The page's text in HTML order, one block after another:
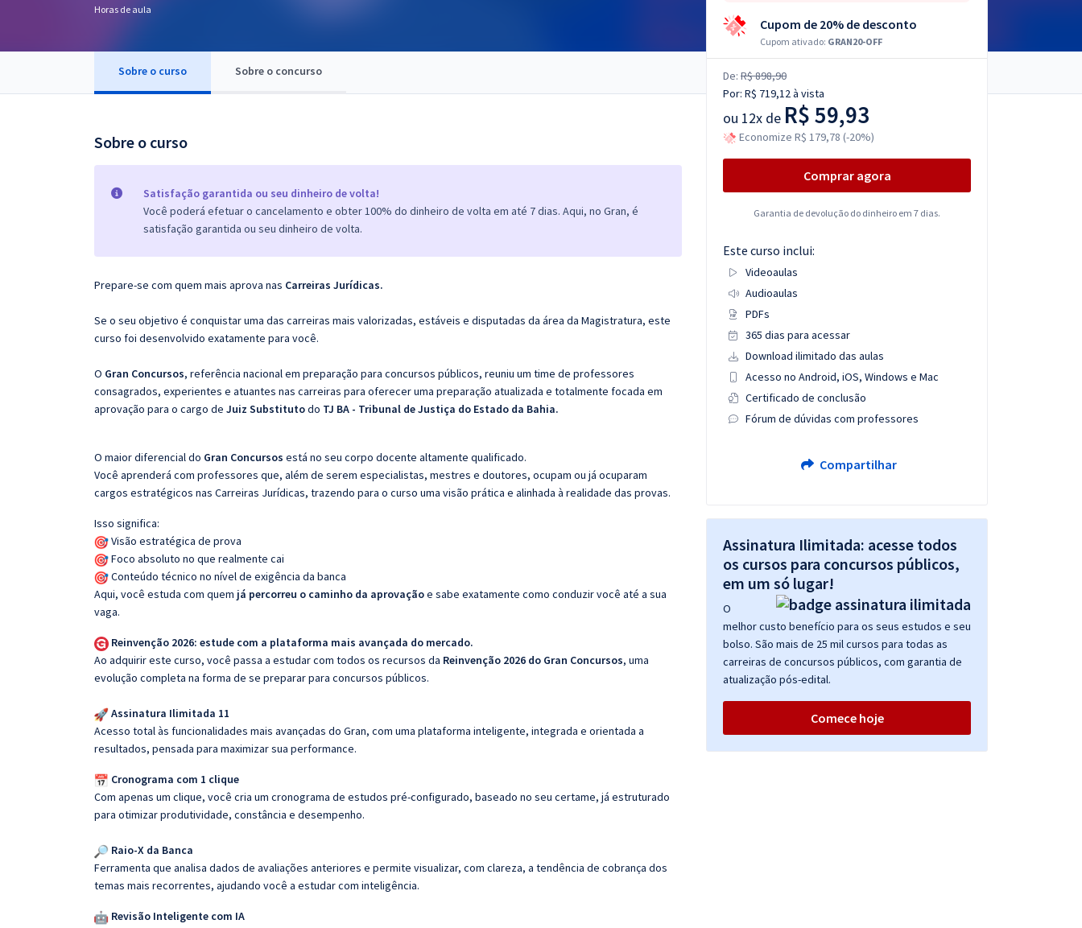
OAB
Questões grátis
Conteúdo gratuito
Horas de aula
Sobre o curso Sobre o concurso
Sobre o curso
Satisfação garantida ou seu dinheiro de volta!
Você poderá efetuar o cancelamento e obter 100% do dinheiro de volta em até 7 dias. Aqui, no Gran, é
satisfação garantida ou seu dinheiro de volta.
Prepare-se com quem mais aprova nas Carreiras Jurídicas.
Se o seu objetivo é conquistar uma das carreiras mais valorizadas, estáveis e disputadas da área da Magistratura, este
curso foi desenvolvido exatamente para você.
O Gran Concursos, referência nacional em preparação para concursos públicos, reuniu um time de professores
consagrados, experientes e atuantes nas carreiras para oferecer uma preparação atualizada e totalmente focada em
aprovação para o cargo de Juiz Substitutodo TJ BA - Tribunal de Justiça do Estado da Bahia.
O maior diferencial do Gran Concursos está no seu corpo docente altamente qualificado.
Você aprenderá com professores que, além de serem especialistas, mestres e doutores, ocupam ou já ocuparam
cargos estratégicos nas Carreiras Jurídicas, trazendo para o curso uma visão prática e alinhada à realidade das provas.
Isso significa:
Visão estratégica de prova
Foco absoluto no que realmente cai
Conteúdo técnico no nível de exigência da banca
Aqui, você estuda com quem já percorreu o caminho da aprovaçãoe sabe exatamente como conduzir você até a sua
vaga.
Reinvenção 2026: estude com a plataforma mais avançada do mercado.
Ao adquirir este curso, você passa a estudar com todos os recursos da Reinvenção 2026 do Gran Concursos, uma
evolução completa na forma de se preparar para concursos públicos.
Assinatura Ilimitada 11
Acesso total às funcionalidades mais avançadas do Gran, com uma plataforma inteligente, integrada e orientada a
resultados, pensada para maximizar sua performance.
Cronograma com 1 clique
Com apenas um clique, você cria um cronograma de estudos pré-configurado, baseado no seu certame, já estruturado
para otimizar produtividade, constância e desempenho.
Raio-X da Banca
Ferramenta que analisa dados de avaliações anteriores e permite visualizar, com clareza, a tendência de cobrança dos
temas mais recorrentes, ajudando você a estudar com inteligência.
Revisão Inteligente com IA
Cupom de 20% de desconto
Cupom ativado: GRAN20-OFF
De: R$ 898,90
Por: R$ 719,12à vista
ou 12x de R$ 59,93
Economize R$ 179,78 (-20%)
Comprar agora
Garantia de devolução do dinheiro em 7 dias.
Este curso inclui:
Videoaulas
Audioaulas
PDFs
365 dias para acessar
Download ilimitado das aulas
Acesso no Android, iOS, Windows e Mac
Certificado de conclusão
Fórum de dúvidas com professores
Compartilhar
Assinatura Ilimitada: acesse todos
os cursos para concursos públicos,
em um só lugar!
O
melhor custo benefício para os seus estudos e seu
bolso. São mais de 25 mil cursos para todas as
carreiras de concursos públicos, com garantia de
atualização pós-edital.
Comece hoje